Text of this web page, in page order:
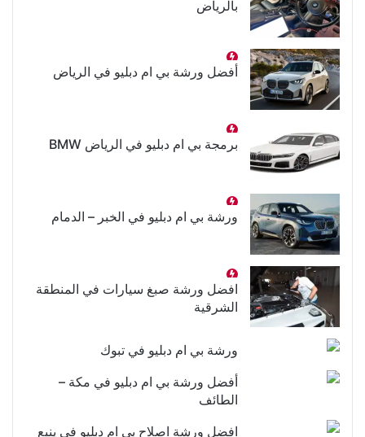
بالرياض
أفضل ورشة بي ام دبليو في الرياض
برمجة بي ام دبليو في الرياض BMW
ورشة بي ام دبليو في الخبر – الدمام
افضل ورشة صبغ سيارات في المنطقة
الشرقية
ورشة بي ام دبليو في تبوك
أفضل ورشة بي ام دبليو في مكة –
الطائف
افضل ورشة اصلاح بي ام دبليو في ينبع